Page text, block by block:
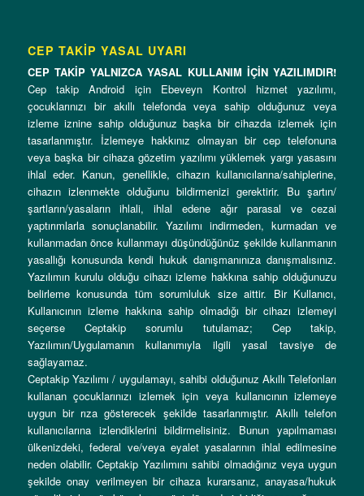
CEP TAKİP YASAL UYARI
CEP TAKİP YALNIZCA YASAL KULLANIM İÇİN YAZILIMDIR!
Cep takip Android için Ebeveyn Kontrol hizmet yazılımı,
çocuklarınızı bir akıllı telefonda veya sahip olduğunuz veya
izleme iznine sahip olduğunuz başka bir cihazda izlemek için
tasarlanmıştır. İzlemeye hakkınız olmayan bir cep telefonuna
veya başka bir cihaza gözetim yazılımı yüklemek yargı yasasını
ihlal eder. Kanun, genellikle, cihazın kullanıcılarına/sahiplerine,
cihazın izlenmekte olduğunu bildirmenizi gerektirir. Bu şartın/
şartların/yasaların ihlali, ihlal edene ağır parasal ve cezai
yaptırımlarla sonuçlanabilir. Yazılımı indirmeden, kurmadan ve
kullanmadan önce kullanmayı düşündüğünüz şekilde kullanmanın
yasallığı konusunda kendi hukuk danışmanınıza danışmalısınız.
Yazılımın kurulu olduğu cihazı izleme hakkına sahip olduğunuzu
belirleme konusunda tüm sorumluluk size aittir. Bir Kullanıcı,
Kullanıcının izleme hakkına sahip olmadığı bir cihazı izlemeyi
seçerse Ceptakip sorumlu tutulamaz; Cep takip,
Yazılımın/Uygulamanın kullanımıyla ilgili yasal tavsiye de
sağlayamaz.
Ceptakip Yazılımı / uygulamayı, sahibi olduğunuz Akıllı Telefonları
kullanan çocuklarınızı izlemek için veya kullanıcının izlemeye
uygun bir rıza gösterecek şekilde tasarlanmıştır. Akıllı telefon
kullanıcılarına izlendiklerini bildirmelisiniz. Bunun yapılmaması
ülkenizdeki, federal ve/veya eyalet yasalarının ihlal edilmesine
neden olabilir. Ceptakip Yazılımını sahibi olmadığınız veya uygun
şekilde onay verilmeyen bir cihaza kurarsanız, anayasa/hukuk